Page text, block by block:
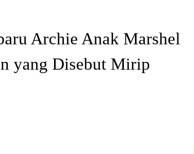
Archie Anak Marshel
yang Disebut Mirip